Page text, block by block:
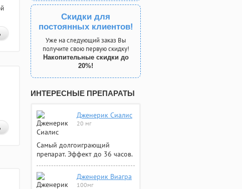
Скидки для
постоянных клиентов!
Уже на следующий заказ Вы
получите свою первую скидку!
Накопительные скидки до
20%!
ИНТЕРЕСНЫЕ ПРЕПАРАТЫ
Дженерик Сиалис
20 мг
Самый долгоиграющий
препарат. Эффект до 36 часов.
Дженерик Виагра
100мг